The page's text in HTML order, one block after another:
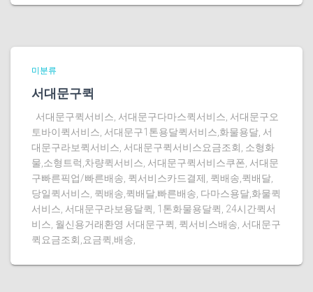
미분류
서대문구퀵
서대문구퀵서비스, 서대문구다마스퀵서비스, 서대문구오
토바이퀵서비스, 서대문구1톤용달퀵서비스,화물용달, 서
대문구라보퀵서비스, 서대문구퀵서비스요금조회, 소형화
물,소형트럭,차량퀵서비스, 서대문구퀵서비스쿠폰, 서대문
구빠른픽업/빠른배송, 퀵서비스카드결제, 퀵배송,퀵배달,
당일퀵서비스, 퀵배송,퀵배달,빠른배송, 다마스용달,화물퀵
서비스, 서대문구라보용달퀵, 1톤화물용달퀵, 24시간퀵서
비스, 월신용거래환영 서대문구퀵, 퀵서비스배송, 서대문구
퀵요금조회,요금퀵,배송,